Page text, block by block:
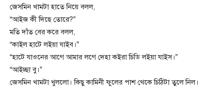
জেসমিন খামটা হাতে নিয়ে বলল,
“আইজ কী দিছে তোরে?”
মতি দাঁত বের করে বলল,
“কাইল হাটে লইয়া যাইব।”
“হাটে যাওনের আগে আমার লগে দেহা কইরা চিডি লইয়া যাইস।”
“আইচ্ছা বু।”
জেসমিন খামটা খুললো। কিছু কামিনী ফুলের পাশ থেকে চিঠিটা তুলে নিল।